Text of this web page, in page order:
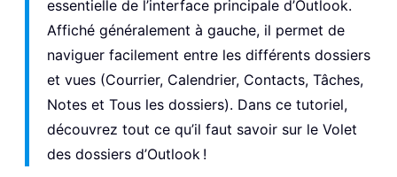
essentielle de l’interface principale d’Outlook.
Affiché généralement à gauche, il permet de
naviguer facilement entre les différents dossiers
et vues (Courrier, Calendrier, Contacts, Tâches,
Notes et Tous les dossiers). Dans ce tutoriel,
découvrez tout ce qu’il faut savoir sur le Volet
des dossiers d’Outlook !